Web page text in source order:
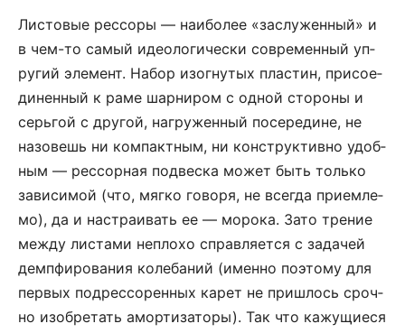
Ли­с­то­вые рес­со­ры — на­и­бо­лее «за­слу­жен­ный» и
в чем-то са­мый иде­о­ло­ги­че­с­ки современ­ный уп­
ру­гий эле­мент. На­бор изо­гну­тых пла­с­тин, при­со­е­
ди­нен­ный к ра­ме шар­ни­ром с од­ной сто­ро­ны и
серь­гой с дру­гой, на­гру­жен­ный по­се­ре­ди­не, не
на­зо­вешь ни ком­пакт­ным, ни кон­ст­рук­тив­но удоб­
ным — рес­сор­ная под­ве­с­ка мо­жет быть толь­ко
за­ви­си­мой (что, мяг­ко го­во­ря, не все­гда при­ем­ле­
мо), да и на­ст­ра­и­вать ее — мо­ро­ка. За­то тре­ние
меж­ду ли­с­та­ми не­пло­хо справ­ля­ет­ся с за­да­чей
дем­пфи­ро­ва­ния ко­ле­ба­ний (имен­но по­это­му для
пер­вых под­рес­со­рен­ных ка­рет не при­шлось сроч­
но изо­б­ре­тать амор­ти­за­то­ры). Так что ка­жу­щи­е­ся